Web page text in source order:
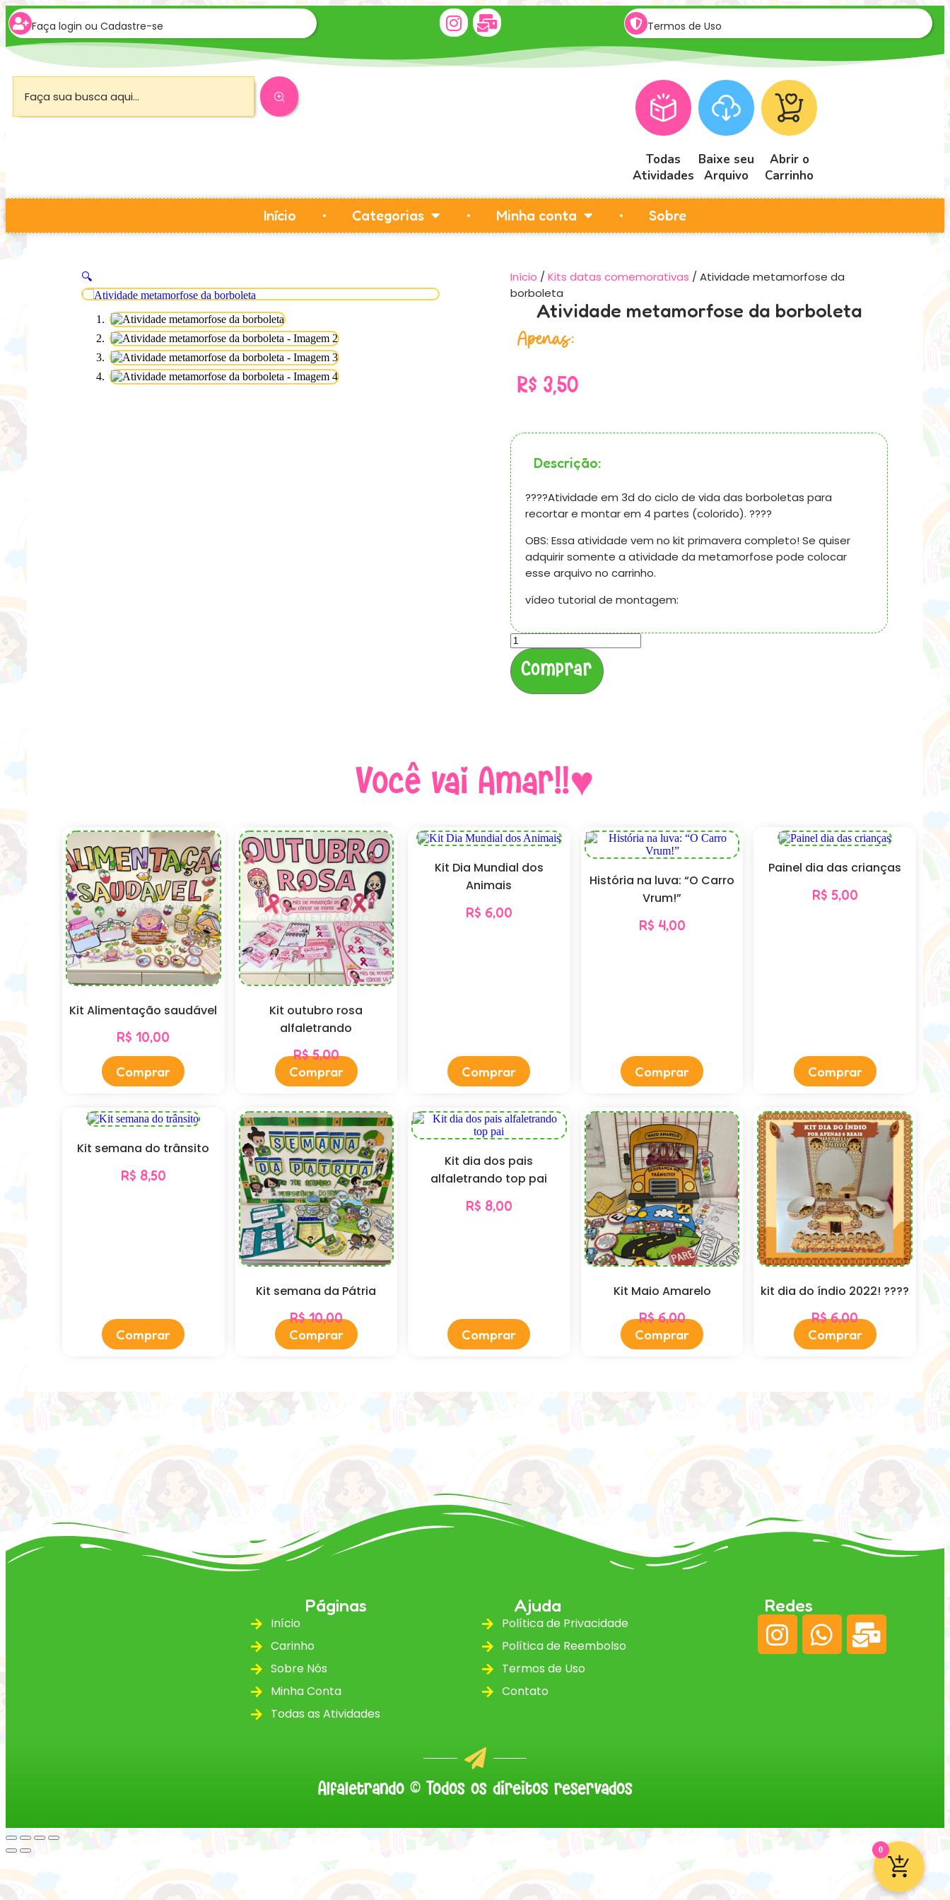
Faça login ou Cadastre-se Termos de Uso
Todas
Atividades
Baixe seu
Arquivo
Abrir o
Carrinho
Início Categorias Minha conta Sobre
🔍 Início / Kits datas comemorativas / Atividade metamorfose da
borboleta
Atividade metamorfose da borboleta
Apenas:
R$ 3,50
Descrição:
????Atividade em 3d do ciclo de vida das borboletas para
recortar e montar em 4 partes (colorido). ????
OBS: Essa atividade vem no kit primavera completo! Se quiser
adquirir somente a atividade da metamorfose pode colocar
esse arquivo no carrinho.
vídeo tutorial de montagem:
Comprar
Você vai Amar!!♥
Kit Alimentação saudável
R$ 10,00
Comprar
Kit outubro rosa
alfaletrando
R$5,00
Comprar
Kit Dia Mundial dos
Animais
R$ 6,00
Comprar
História na luva: “O Carro
Vrum!”
R$ 4,00
Comprar
Painel dia das crianças
R$ 5,00
Comprar
Kit semana do trânsito
R$ 8,50
Comprar
Kit semana da Pátria
R$10,00
Comprar
Kit dia dos pais
alfaletrando top pai
R$ 8,00
Comprar
Kit Maio Amarelo
R$6,00
Comprar
kit dia do índio 2022! ????
R$6,00
Comprar
Páginas
Início
Carinho
Sobre Nós
Minha Conta
Todas as Atividades
Ajuda
Política de Privacidade
Política de Reembolso
Termos de Uso
Contato
Redes
Alfaletrando © Todos os direitos reservados
0